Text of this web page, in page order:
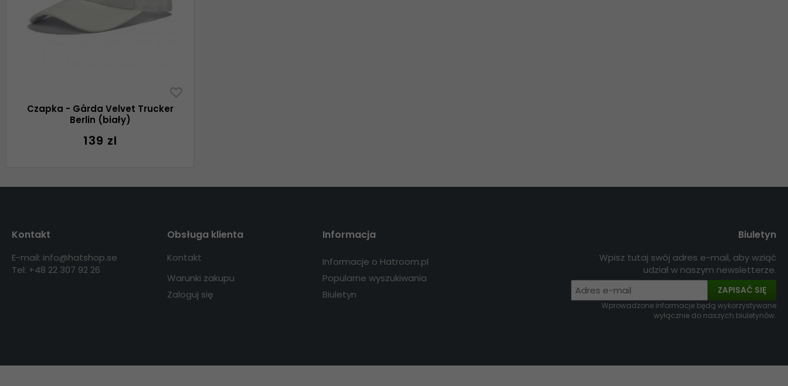
Czapka - Gårda Velvet Trucker
Berlin (biały)
139 zl
Kontakt
E-mail: info@hatshop.se
Tel: +48 22 307 92 26
Obsługa klienta
Kontakt
Warunki zakupu
Zaloguj się
Informacja
Informacje o Hatroom.pl
Popularne wyszukiwania
Biuletyn
Biuletyn
Wpisz tutaj swój adres e-mail, aby wziąć
udział w naszym newsletterze.
ZAPISAĆ SIĘ
Wprowadzone informacje będą wykorzystywane
wyłącznie do naszych biuletynów.